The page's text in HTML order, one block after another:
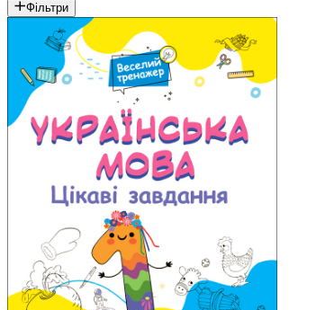
Фільтри